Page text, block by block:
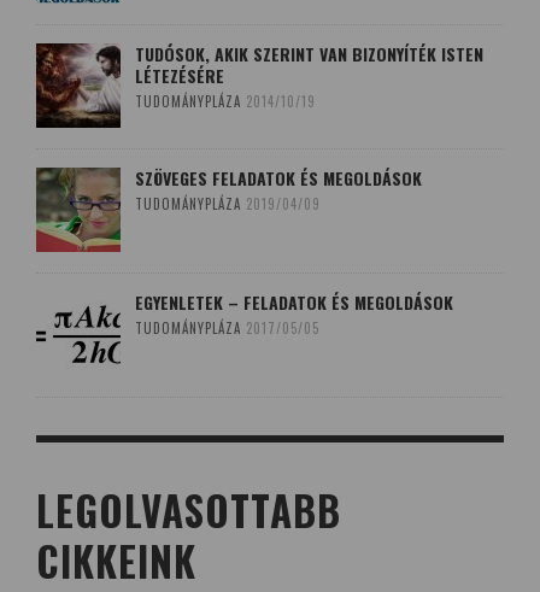
TUDÓSOK, AKIK SZERINT VAN BIZONYÍTÉK ISTEN
LÉTEZÉSÉRE
TUDOMÁNYPLÁZA 2014/10/19
SZÖVEGES FELADATOK ÉS MEGOLDÁSOK
TUDOMÁNYPLÁZA 2019/04/09
EGYENLETEK – FELADATOK ÉS MEGOLDÁSOK
TUDOMÁNYPLÁZA 2017/05/05
LEGOLVASOTTABB
CIKKEINK